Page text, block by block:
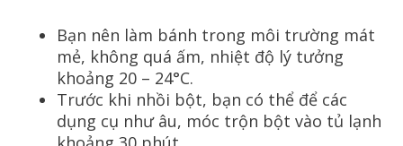
Bạn nên làm bánh trong môi trường mát
mẻ, không quá ấm, nhiệt độ lý tưởng
khoảng 20 – 24°C.
Trước khi nhồi bột, bạn có thể để các
dụng cụ như âu, móc trộn bột vào tủ lạnh